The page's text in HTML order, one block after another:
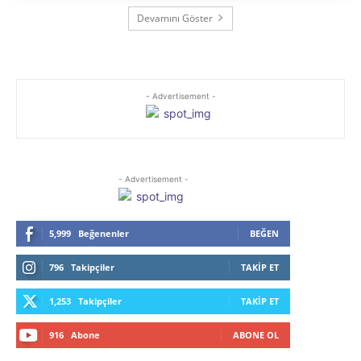
Devamını Göster
- Advertisement -
- Advertisement -
5,999 Beğenenler BEĞEN
796 Takipçiler TAKIP ET
1,253 Takipçiler TAKIP ET
916 Abone ABONE OL